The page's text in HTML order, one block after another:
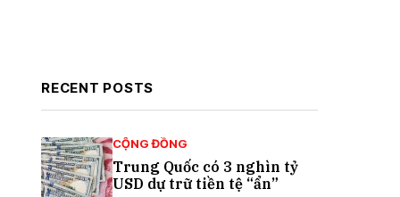
RECENT POSTS
CỘNG ĐỒNG
Trung Quốc có 3 nghìn tỷ
USD dự trữ tiền tệ “ẩn”